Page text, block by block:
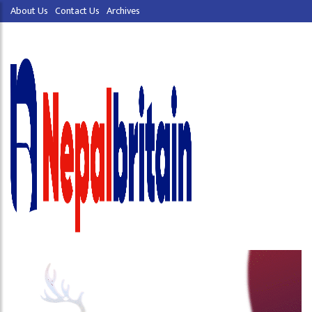
About Us Contact Us Archives